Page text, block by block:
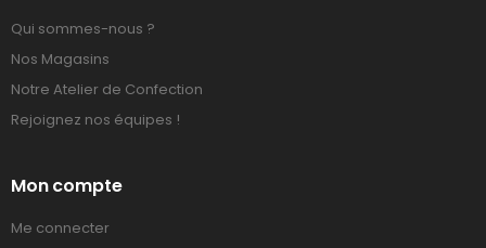
Qui sommes-nous ?
Nos Magasins
Notre Atelier de Confection
Rejoignez nos équipes !
Mon compte
Me connecter